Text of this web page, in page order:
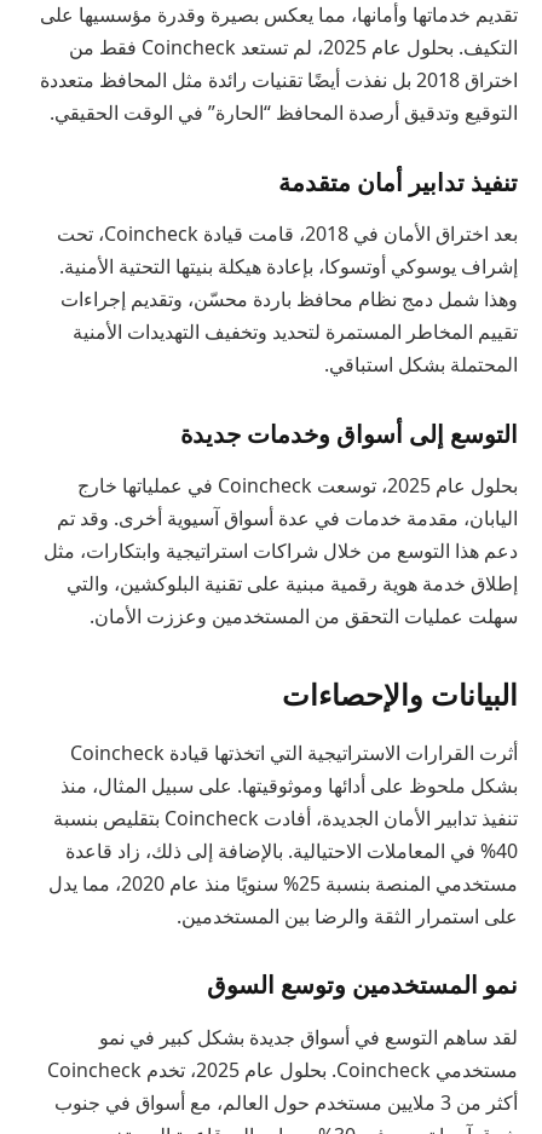
تقديم خدماتها وأمانها، مما يعكس بصيرة وقدرة مؤسسيها على
التكيف. بحلول عام 2025، لم تستعد Coincheck فقط من
اختراق 2018 بل نفذت أيضًا تقنيات رائدة مثل المحافظ متعددة
التوقيع وتدقيق أرصدة المحافظ “الحارة” في الوقت الحقيقي.
تنفيذ تدابير أمان متقدمة
بعد اختراق الأمان في 2018، قامت قيادة Coincheck، تحت
إشراف يوسوكي أوتسوكا، بإعادة هيكلة بنيتها التحتية الأمنية.
وهذا شمل دمج نظام محافظ باردة محسّن، وتقديم إجراءات
تقييم المخاطر المستمرة لتحديد وتخفيف التهديدات الأمنية
المحتملة بشكل استباقي.
التوسع إلى أسواق وخدمات جديدة
بحلول عام 2025، توسعت Coincheck في عملياتها خارج
اليابان، مقدمة خدمات في عدة أسواق آسيوية أخرى. وقد تم
دعم هذا التوسع من خلال شراكات استراتيجية وابتكارات، مثل
إطلاق خدمة هوية رقمية مبنية على تقنية البلوكشين، والتي
سهلت عمليات التحقق من المستخدمين وعززت الأمان.
البيانات والإحصاءات
أثرت القرارات الاستراتيجية التي اتخذتها قيادة Coincheck
بشكل ملحوظ على أدائها وموثوقيتها. على سبيل المثال، منذ
تنفيذ تدابير الأمان الجديدة، أفادت Coincheck بتقليص بنسبة
40% في المعاملات الاحتيالية. بالإضافة إلى ذلك، زاد قاعدة
مستخدمي المنصة بنسبة 25% سنويًا منذ عام 2020، مما يدل
على استمرار الثقة والرضا بين المستخدمين.
نمو المستخدمين وتوسع السوق
لقد ساهم التوسع في أسواق جديدة بشكل كبير في نمو
مستخدمي Coincheck. بحلول عام 2025، تخدم Coincheck
أكثر من 3 ملايين مستخدم حول العالم، مع أسواق في جنوب